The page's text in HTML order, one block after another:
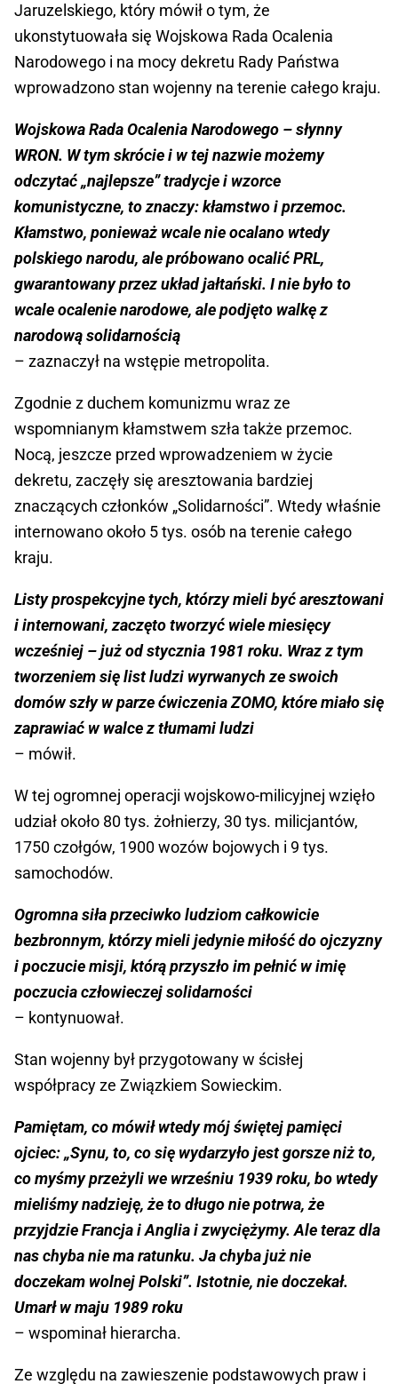
Jaruzelskiego, który mówił o tym, że
ukonstytuowała się Wojskowa Rada Ocalenia
Narodowego i na mocy dekretu Rady Państwa
wprowadzono stan wojenny na terenie całego kraju.
Wojskowa Rada Ocalenia Narodowego – słynny
WRON. W tym skrócie i w tej nazwie możemy
odczytać „najlepsze” tradycje i wzorce
komunistyczne, to znaczy: kłamstwo i przemoc.
Kłamstwo, ponieważ wcale nie ocalano wtedy
polskiego narodu, ale próbowano ocalić PRL,
gwarantowany przez układ jałtański. I nie było to
wcale ocalenie narodowe, ale podjęto walkę z
narodową solidarnością
– zaznaczył na wstępie metropolita.
Zgodnie z duchem komunizmu wraz ze
wspomnianym kłamstwem szła także przemoc.
Nocą, jeszcze przed wprowadzeniem w życie
dekretu, zaczęły się aresztowania bardziej
znaczących członków „Solidarności”. Wtedy właśnie
internowano około 5 tys. osób na terenie całego
kraju.
Listy prospekcyjne tych, którzy mieli być aresztowani
i internowani, zaczęto tworzyć wiele miesięcy
wcześniej – już od stycznia 1981 roku. Wraz z tym
tworzeniem się list ludzi wyrwanych ze swoich
domów szły w parze ćwiczenia ZOMO, które miało się
zaprawiać w walce z tłumami ludzi
– mówił.
W tej ogromnej operacji wojskowo-milicyjnej wzięło
udział około 80 tys. żołnierzy, 30 tys. milicjantów,
1750 czołgów, 1900 wozów bojowych i 9 tys.
samochodów.
Ogromna siła przeciwko ludziom całkowicie
bezbronnym, którzy mieli jedynie miłość do ojczyzny
i poczucie misji, którą przyszło im pełnić w imię
poczucia człowieczej solidarności
– kontynuował.
Stan wojenny był przygotowany w ścisłej
współpracy ze Związkiem Sowieckim.
Pamiętam, co mówił wtedy mój świętej pamięci
ojciec: „Synu, to, co się wydarzyło jest gorsze niż to,
co myśmy przeżyli we wrześniu 1939 roku, bo wtedy
mieliśmy nadzieję, że to długo nie potrwa, że
przyjdzie Francja i Anglia i zwyciężymy. Ale teraz dla
nas chyba nie ma ratunku. Ja chyba już nie
doczekam wolnej Polski”. Istotnie, nie doczekał.
Umarł w maju 1989 roku
– wspominał hierarcha.
Ze względu na zawieszenie podstawowych praw i